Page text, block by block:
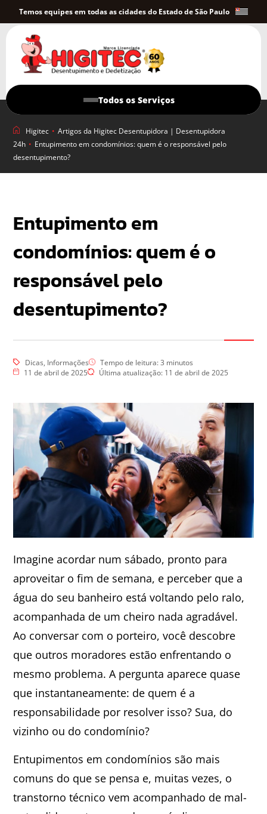
Higitec • Artigos da Higitec Desentupidora | Desentupidora
24h • Entupimento em condomínios: quem é o responsável pelo
desentupimento?
Entupimento em
condomínios: quem é o
responsável pelo
desentupimento?
Dicas, Informações Tempo de leitura: 3 minutos
11 de abril de 2025
Última atualização: 11 de abril de 2025
Imagine acordar num sábado, pronto para
aproveitar o fim de semana, e perceber que a
água do seu banheiro está voltando pelo ralo,
acompanhada de um cheiro nada agradável.
Ao conversar com o porteiro, você descobre
que outros moradores estão enfrentando o
mesmo problema. A pergunta aparece quase
que instantaneamente: de quem é a
responsabilidade por resolver isso? Sua, do
vizinho ou do condomínio?
Entupimentos em condomínios são mais
comuns do que se pensa e, muitas vezes, o
transtorno técnico vem acompanhado de mal-
Temos equipes em todas as cidades do Estado de São Paulo
Todos os Serviços